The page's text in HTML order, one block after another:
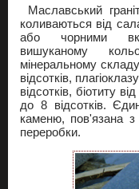
Маславський
коливаються від
або чорними
вишуканому
мінеральному
відсотків,
відсотків, біотиту
до 8 відсотків.
каменю, пов'язана
переробки.